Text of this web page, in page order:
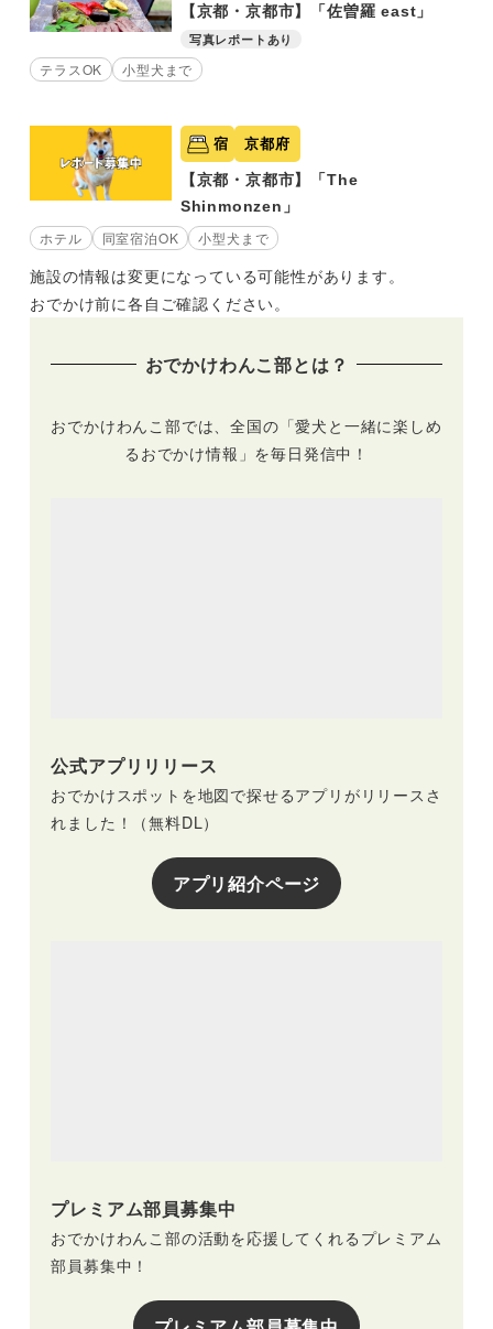
【京都・京都市】「佐曽羅 east」
写真レポートあり
テラスOK 小型犬まで
宿 京都府
【京都・京都市】「The
Shinmonzen」
ホテル 同室宿泊OK 小型犬まで
施設の情報は変更になっている可能性があります。
おでかけ前に各自ご確認ください。
おでかけわんこ部とは？
おでかけわんこ部では、全国の「愛犬と一緒に楽しめ
るおでかけ情報」を毎日発信中！
公式アプリリリース
おでかけスポットを地図で探せるアプリがリリースさ
れました！（無料DL）
アプリ紹介ページ
プレミアム部員募集中
おでかけわんこ部の活動を応援してくれるプレミアム
部員募集中！